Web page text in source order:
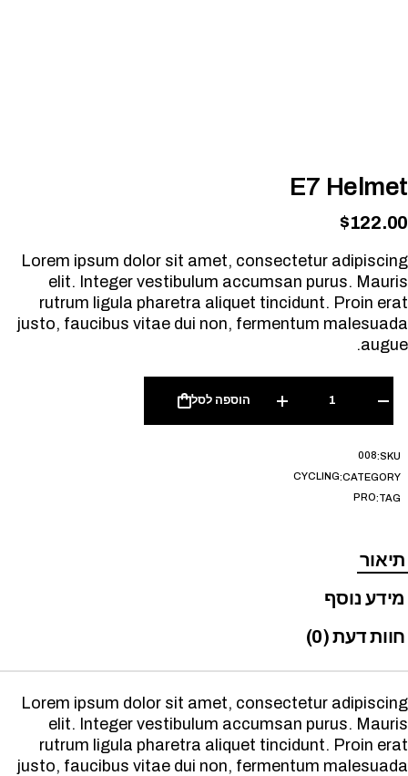
E7 Helmet
$122.00
Lorem ipsum dolor sit amet, consectetur adipiscing
elit. Integer vestibulum accumsan purus. Mauris
rutrum ligula pharetra aliquet tincidunt. Proin erat
justo, faucibus vitae dui non, fermentum malesuada
augue.
הוספה לסל
SKU:
008
CATEGORY:
CYCLING
TAG:
PRO
תיאור
מידע נוסף
חוות דעת (0)
Lorem ipsum dolor sit amet, consectetur adipiscing
elit. Integer vestibulum accumsan purus. Mauris
rutrum ligula pharetra aliquet tincidunt. Proin erat
justo, faucibus vitae dui non, fermentum malesuada